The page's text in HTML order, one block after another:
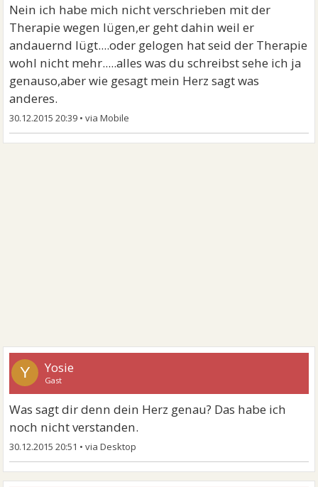
Nein ich habe mich nicht verschrieben mit der
Therapie wegen lügen,er geht dahin weil er
andauernd lügt....oder gelogen hat seid der Therapie
wohl nicht mehr.....alles was du schreibst sehe ich ja
genauso,aber wie gesagt mein Herz sagt was
anderes.
30.12.2015 20:39 •
Y Yosie
Gast
Was sagt dir denn dein Herz genau? Das habe ich
noch nicht verstanden.
30.12.2015 20:51 •